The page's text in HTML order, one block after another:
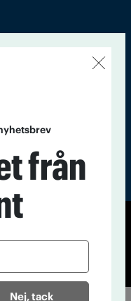
från
Nej, tack